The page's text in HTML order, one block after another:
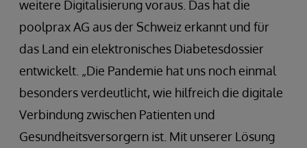
weitere Digitalisierung voraus. Das hat die
poolprax AG aus der Schweiz erkannt und für
das Land ein elektronisches Diabetesdossier
entwickelt. „Die Pandemie hat uns noch einmal
besonders verdeutlicht, wie hilfreich die digitale
Verbindung zwischen Patienten und
Gesundheitsversorgern ist. Mit unserer Lösung